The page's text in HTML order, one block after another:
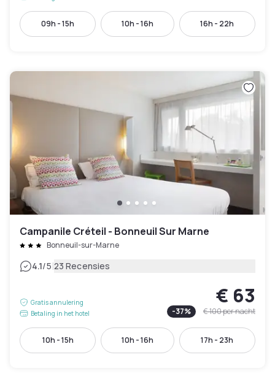
09h - 15h 10h - 16h 16h - 22h
Campanile Créteil - Bonneuil Sur Marne
Bonneuil-sur-Marne
4.1/5|23 Recensies
Gratis annulering
Betaling in het hotel
€ 63
-37% € 100per nacht
10h - 15h 10h - 16h 17h - 23h